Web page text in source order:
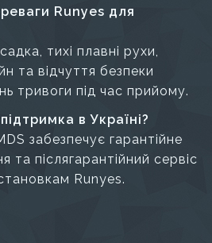
Runyes для
тихі плавні рухи,
та відчуття безпеки
тривоги під час прийому.
в Україні?
забезпечує гарантійне
та післягарантійний сервіс
Runyes.